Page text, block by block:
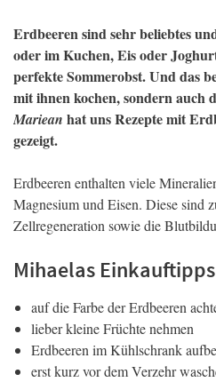
Erdbeeren sind sehr beliebtes
oder im Kuchen, Eis oder
perfekte Sommerobst. Und das
mit ihnen kochen, sondern auch
Mariean hat uns Rezepte mit
gezeigt.
Erdbeeren enthalten viele
Magnesium und Eisen. Diese sind
Zellregeneration sowie die
Mihaelas
auf die Farbe der Erdbeeren
lieber kleine Früchte nehmen
Erdbeeren im Kühlschrank
erst kurz vor dem Verzehr